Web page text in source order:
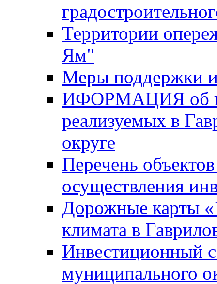
Территории
Ям"
Меры поддержки
ИФОРМАЦИЯ об
реализуемых в
округе
Перечень
осуществления
Дорожные карты
климата в
Инвестиционный
муниципального